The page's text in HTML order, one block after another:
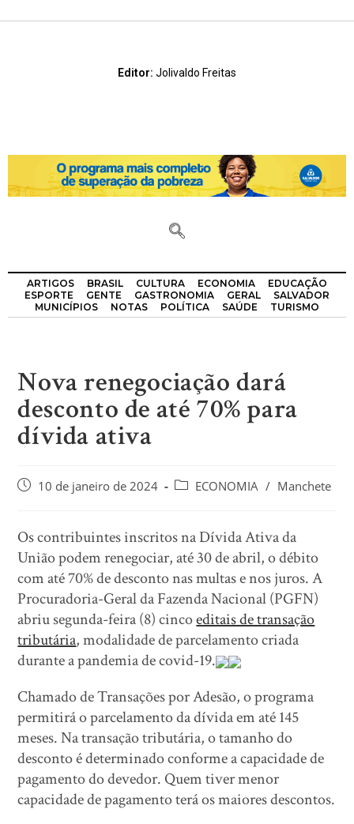
Editor: Jolivaldo Freitas
ARTIGOS BRASIL CULTURA ECONOMIA
EDUCAÇÃO
ESPORTE
GENTE GASTRONOMIA GERAL
SALVADOR
MUNICÍPIOS
NOTAS POLÍTICA SAÚDE TURISMO
Nova renegociação dará
desconto de até 70% para
dívida ativa
10 de janeiro de 2024 ECONOMIA / Manchete
Os contribuintes inscritos na Dívida Ativa da
União podem renegociar, até 30 de abril, o débito
com até 70% de desconto nas multas e nos juros. A
Procuradoria-Geral da Fazenda Nacional (PGFN)
abriu segunda-feira (8) cincoeditais de transação
tributária, modalidade de parcelamento criada
durante a pandemia de covid-19.
Chamado de Transações por Adesão, o programa
permitirá o parcelamento da dívida em até 145
meses. Na transação tributária, o tamanho do
desconto é determinado conforme a capacidade de
pagamento do devedor. Quem tiver menor
capacidade de pagamento terá os maiores descontos.